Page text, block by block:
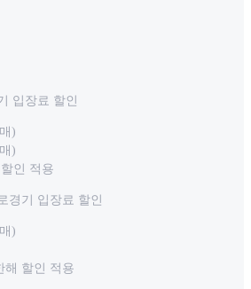
입장료 할인
)
)
인 적용
경기 입장료 할인
)
해 할인 적용